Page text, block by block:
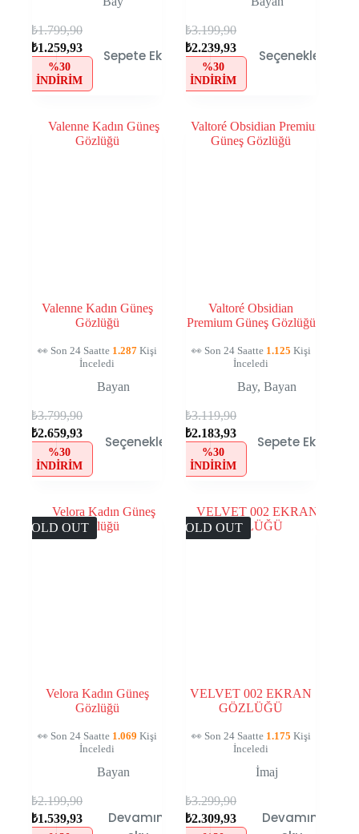
₺1.799,90
₺1.259,93
%30
İNDIRIM
Sepete Ekle
₺3.199,90
₺2.239,93
%30
İNDIRIM
Seçenekler
Valenne Kadın Güneş
Gözlüğü
👀 Son 24 Saatte 1.287Kişi
İnceledi
Bayan
₺3.799,90
₺2.659,93
%30
İNDIRIM
Seçenekler
Valtoré Obsidian
Premium Güneş Gözlüğü
👀 Son 24 Saatte 1.125 Kişi
İnceledi
Bay,Bayan
₺3.119,90
₺2.183,93
%30
İNDIRIM
Sepete Ekle
SOLD OUT
Velora Kadın Güneş
Gözlüğü
👀 Son 24 Saatte 1.069 Kişi
İnceledi
Bayan
₺2.199,90
₺1.539,93
Devamını
SOLD OUT
VELVET 002 EKRAN
GÖZLÜĞÜ
👀 Son 24 Saatte 1.175 Kişi
İnceledi
İmaj
₺3.299,90
₺2.309,93
Devamını